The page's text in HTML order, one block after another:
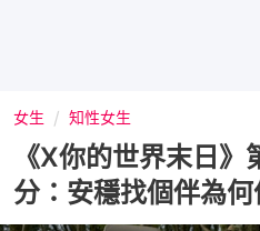
女生 知性女生
《X你的世界末日
分：安穩找個伴為